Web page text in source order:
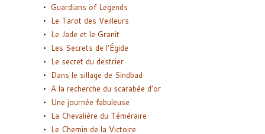
Guardians of Legends
Le Tarot des Veilleurs
Le Jade et le Granit
Les Secrets de l’Égide
Le secret du destrier
Dans le sillage de Sindbad
A la recherche du scarabée d’or
Une journée fabuleuse
La Chevalière du Téméraire
Le Chemin de la Victoire